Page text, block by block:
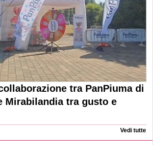
tra PanPiuma di
Mirabilandia tra gusto e
Vedi tutte